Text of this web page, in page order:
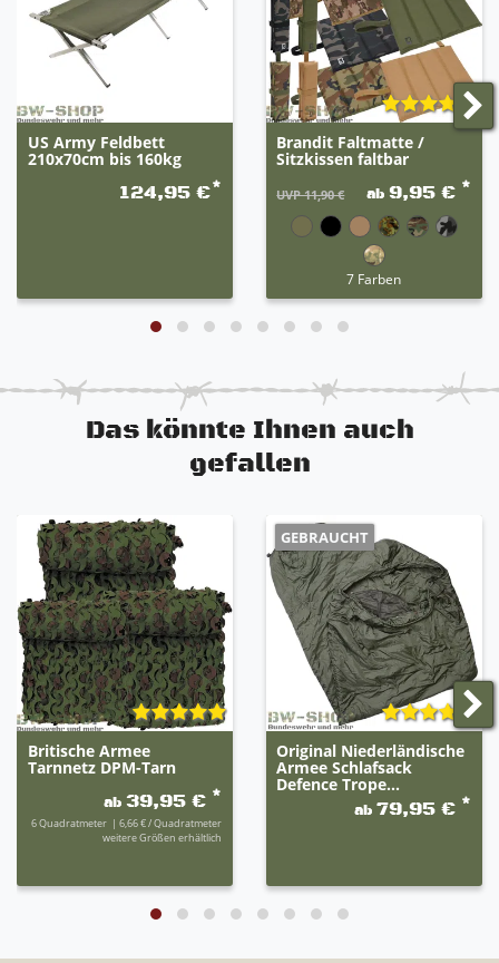
US Army Feldbett
210x70cm bis 160kg
124,95 €*
Brandit Faltmatte /
Sitzkissen faltbar
UVP 11,90 € ab 9,95 € *
7 Farben
Das könnte Ihnen auch
gefallen
Britische Armee
Tarnnetz DPM-Tarn
ab39,95 € *
6Quadratmeter | 6,66 € / Quadratmeter
weitere Größen erhältlich
GEBRAUCHT
Original Niederländische
Armee Schlafsack
Defence Trope...
ab 79,95 € *